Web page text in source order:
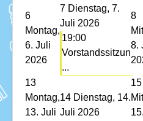
6
Montag,
6. Juli
2026
7 Dienstag, 7.
Juli 2026
19:00
Vorstandssitzun
...
8
8.
13
Montag,
13. Juli
14 Dienstag, 14.
Juli 2026
15